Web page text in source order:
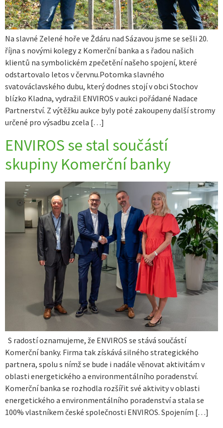
Na slavné Zelené hoře ve Ždáru nad Sázavou jsme se sešli 20.
října s novými kolegy z Komerční banka a s řadou našich
klientů na symbolickém zpečetění našeho spojení, které
odstartovalo letos v červnu.Potomka slavného
svatováclavského dubu, který dodnes stojí v obci Stochov
blízko Kladna, vydražil ENVIROS v aukci pořádané Nadace
Partnerství. Z výtěžku aukce byly poté zakoupeny další stromy
určené pro výsadbu zcela […]
ENVIROS se stal součástí
skupiny Komerční banky
S radostí oznamujeme, že ENVIROS se stává součástí
Komerční banky. Firma tak získává silného strategického
partnera, spolu s nímž se bude i nadále věnovat aktivitám v
oblasti energetického a environmentálního poradenství.
Komerční banka se rozhodla rozšířit své aktivity v oblasti
energetického a environmentálního poradenství a stala se
100% vlastníkem české společnosti ENVIROS. Spojením […]